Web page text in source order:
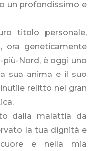
un profondissimo e
titolo personale,
ora geneticamente
Nord, è oggi uno
sua anima e il suo
relitto nel gran
dalla malattia da
la tua dignità e
e nella mia